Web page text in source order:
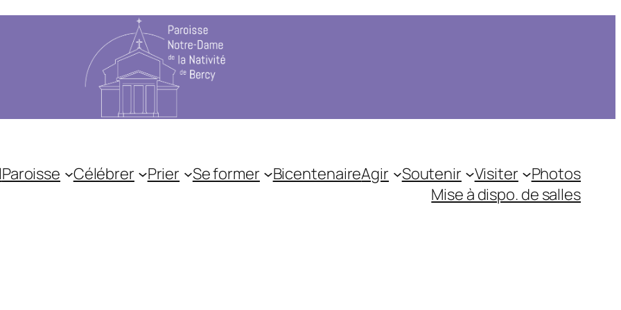
Paroisse Célébrer Prier Se former BicentenaireAgir Soutenir Visiter
Photos
Mise à dispo. de salles